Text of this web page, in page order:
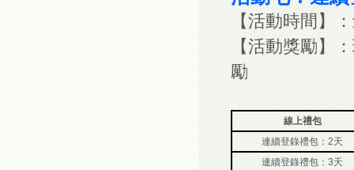
【活動時間】：
【活動獎勵】
勵
線上禮包
連續登錄禮包：2天
連續登錄禮包：3天